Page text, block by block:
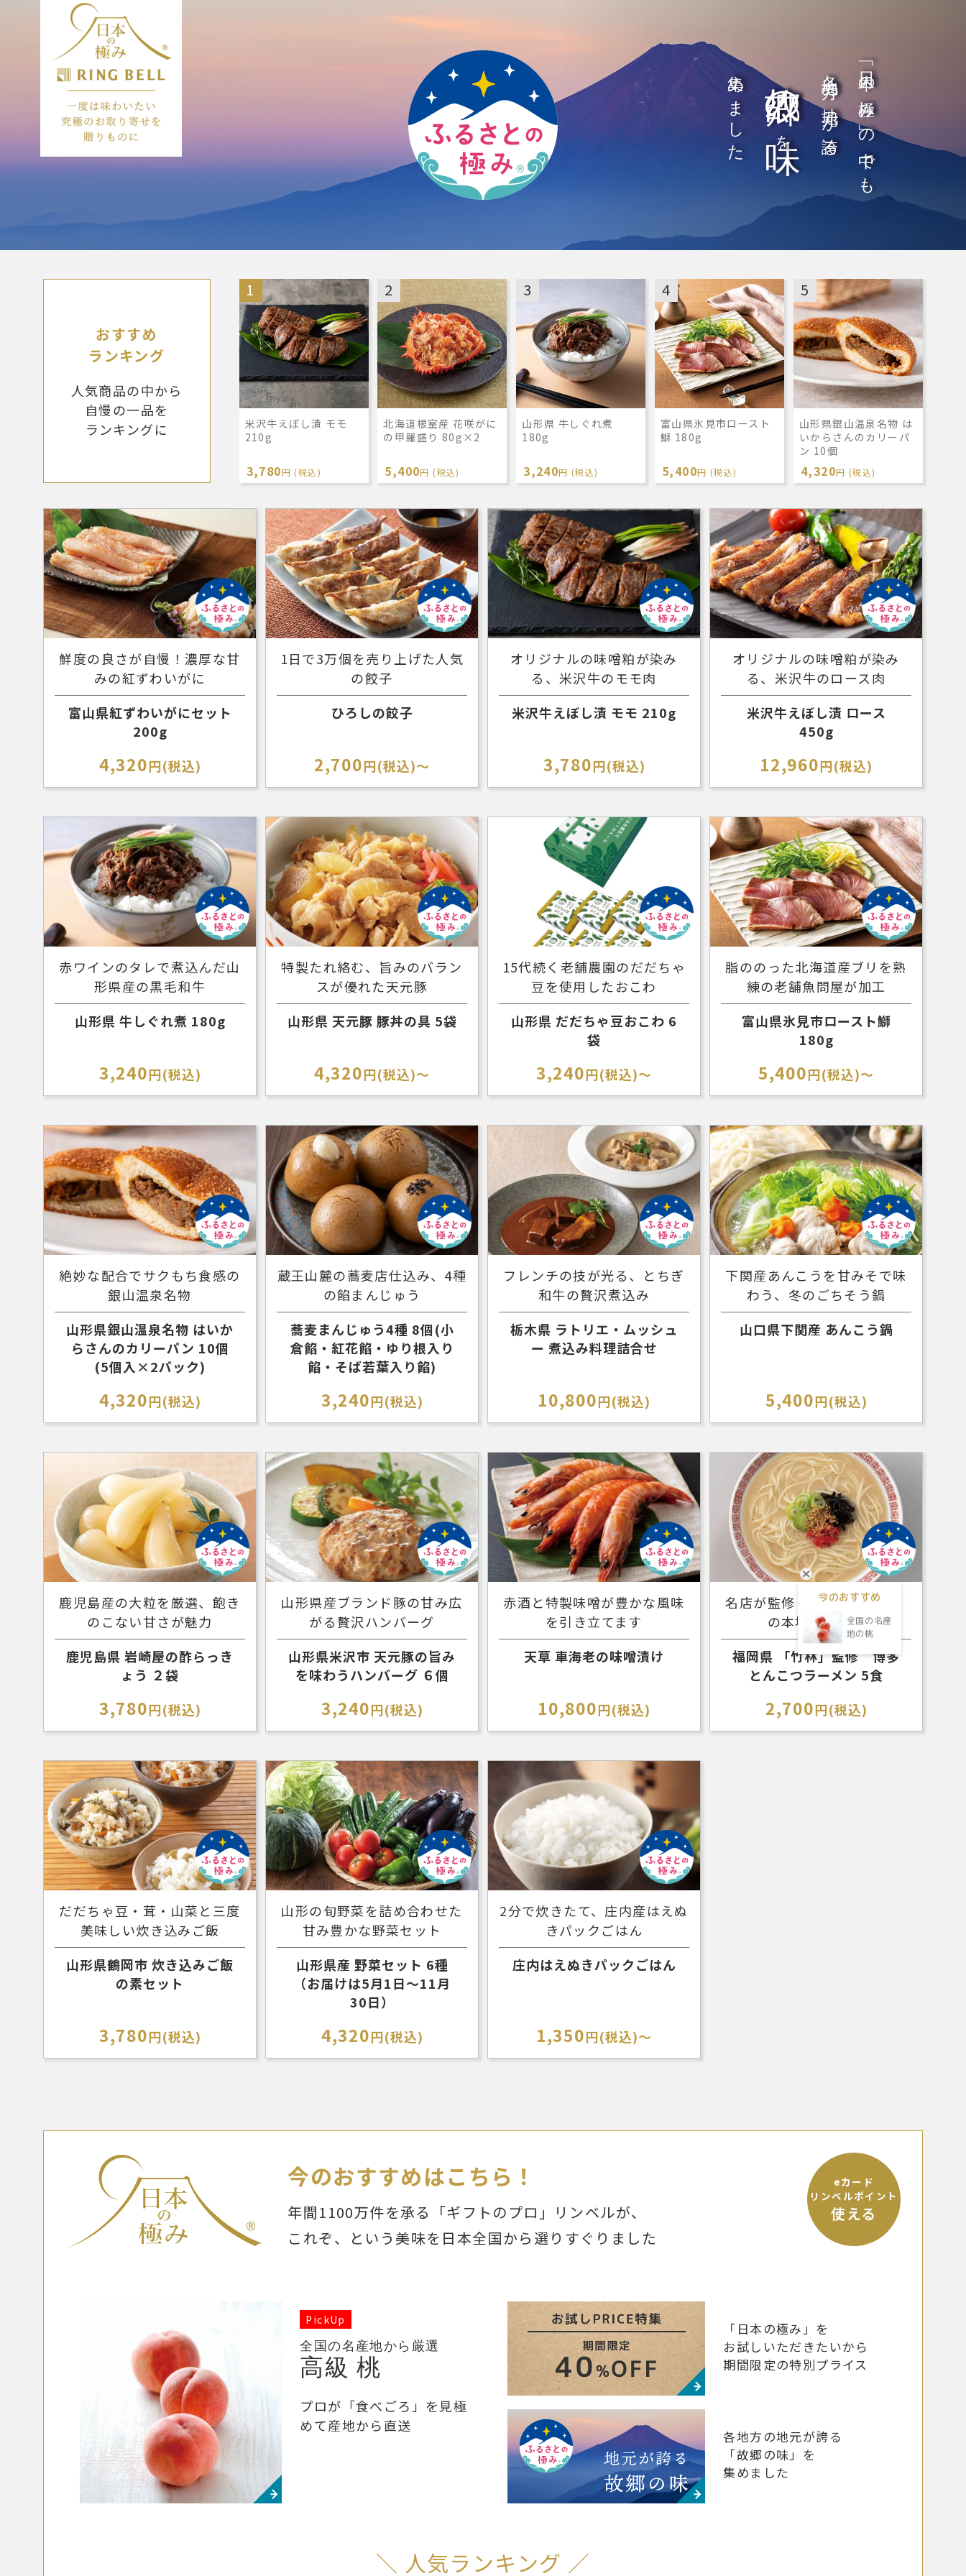
今のおすすめ
全国の名産
地の桃
「日本の極み」の中でも
各地方の地元が誇る
故郷の味
を
集めました
おすすめ
ランキング
人気商品の中から
自慢の一品を
ランキングに
米沢牛えぼし漬 モモ
210g
3,780円 (税込)
北海道根室産 花咲がに
の甲羅盛り 80g×2
5,400円 (税込)
山形県 牛しぐれ煮
180g
3,240円 (税込)
富山県氷見市ロースト
鰤 180g
5,400円 (税込)
山形県銀山温泉名物 は
いからさんのカリーパ
ン 10個
4,320円 (税込)
鮮度の良さが自慢！濃厚な甘
みの紅ずわいがに
富山県紅ずわいがにセット
200g
4,320円(税込)
1日で3万個を売り上げた人気
の餃子
ひろしの餃子
2,700円(税込)～
オリジナルの味噌粕が染み
る、米沢牛のモモ肉
米沢牛えぼし漬 モモ 210g
3,780円(税込)
オリジナルの味噌粕が染み
る、米沢牛のロース肉
米沢牛えぼし漬 ロース
450g
12,960円(税込)
赤ワインのタレで煮込んだ山
形県産の黒毛和牛
山形県 牛しぐれ煮 180g
3,240円(税込)
特製たれ絡む、旨みのバラン
スが優れた天元豚
山形県 天元豚 豚丼の具 5袋
4,320円(税込)～
15代続く老舗農園のだだちゃ
豆を使用したおこわ
山形県 だだちゃ豆おこわ 6
袋
3,240円(税込)～
脂ののった北海道産ブリを熟
練の老舗魚問屋が加工
富山県氷見市ロースト鰤
180g
5,400円(税込)～
絶妙な配合でサクもち食感の
銀山温泉名物
山形県銀山温泉名物 はいか
らさんのカリーパン 10個
(5個入×2パック)
4,320円(税込)
蔵王山麓の蕎麦店仕込み、4種
の餡まんじゅう
蕎麦まんじゅう4種 8個(小
倉餡・紅花餡・ゆり根入り
餡・そば若葉入り餡)
3,240円(税込)
フレンチの技が光る、とちぎ
和牛の贅沢煮込み
栃木県 ラトリエ・ムッシュ
ー 煮込み料理詰合せ
10,800円(税込)
下関産あんこうを甘みそで味
わう、冬のごちそう鍋
山口県下関産 あんこう鍋
5,400円(税込)
鹿児島産の大粒を厳選、飽き
のこない甘さが魅力
鹿児島県 岩崎屋の酢らっき
ょう ２袋
3,780円(税込)
山形県産ブランド豚の甘み広
がる贅沢ハンバーグ
山形県米沢市 天元豚の旨み
を味わうハンバーグ ６個
3,240円(税込)
赤酒と特製味噌が豊かな風味
を引き立てます
天草 車海老の味噌漬け
10,800円(税込)
名店が監修した「昔ながら」
の本場博多の味
福岡県 「竹林」監修 博多
とんこつラーメン 5食
2,700円(税込)
だだちゃ豆・茸・山菜と三度
美味しい炊き込みご飯
山形県鶴岡市 炊き込みご飯
の素セット
3,780円(税込)
山形の旬野菜を詰め合わせた
甘み豊かな野菜セット
山形県産 野菜セット 6種
（お届けは5月1日～11月
30日）
4,320円(税込)
2分で炊きたて、庄内産はえぬ
きパックごはん
庄内はえぬきパックごはん
1,350円(税込)～